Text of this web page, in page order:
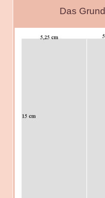
Das